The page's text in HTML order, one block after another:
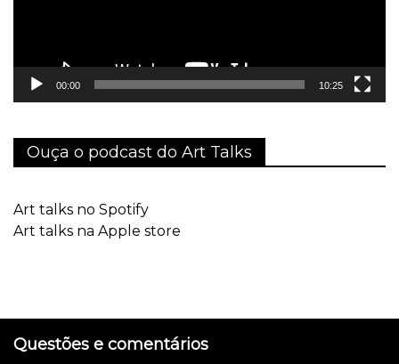
00:00 10:25
Ouça o podcast do Art Talks
Art talks no Spotify
Art talks na Apple store
Questões e comentários